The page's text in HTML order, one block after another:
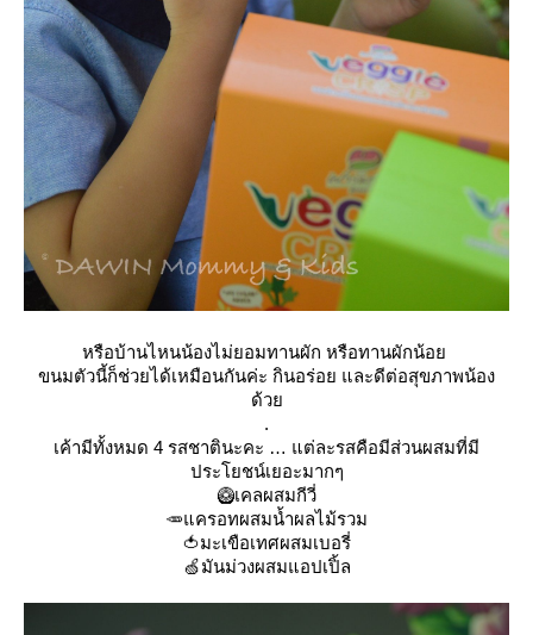
หรือบ้านไหนน้องไม่ยอมทานผัก หรือทานผักน้อ
ขนมตัวนี้ก็ช่วยได้เหมือนกันค่ะ กินอร่อย และดีต่อสุขภาพน้อง
ด้ว
.
เค้ามีทั้งหมด 4 รสชาตินะคะ … แต่ละรสคือมีส่วนผสมที่มี
ประโยชน์เยอะมากๆ
🥝เคลผสมกีวี่
🥕แครอทผสมน้ำผลไม้รวม
🍅มะเขือเทศผสมเบอรี่
🍏มันม่วงผสมแอปเปิ้ล